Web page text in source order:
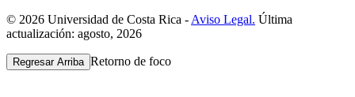
© 2026 Universidad de Costa Rica - Aviso Legal. Última
actualización: agosto, 2026
Regresar Arriba Retorno de foco